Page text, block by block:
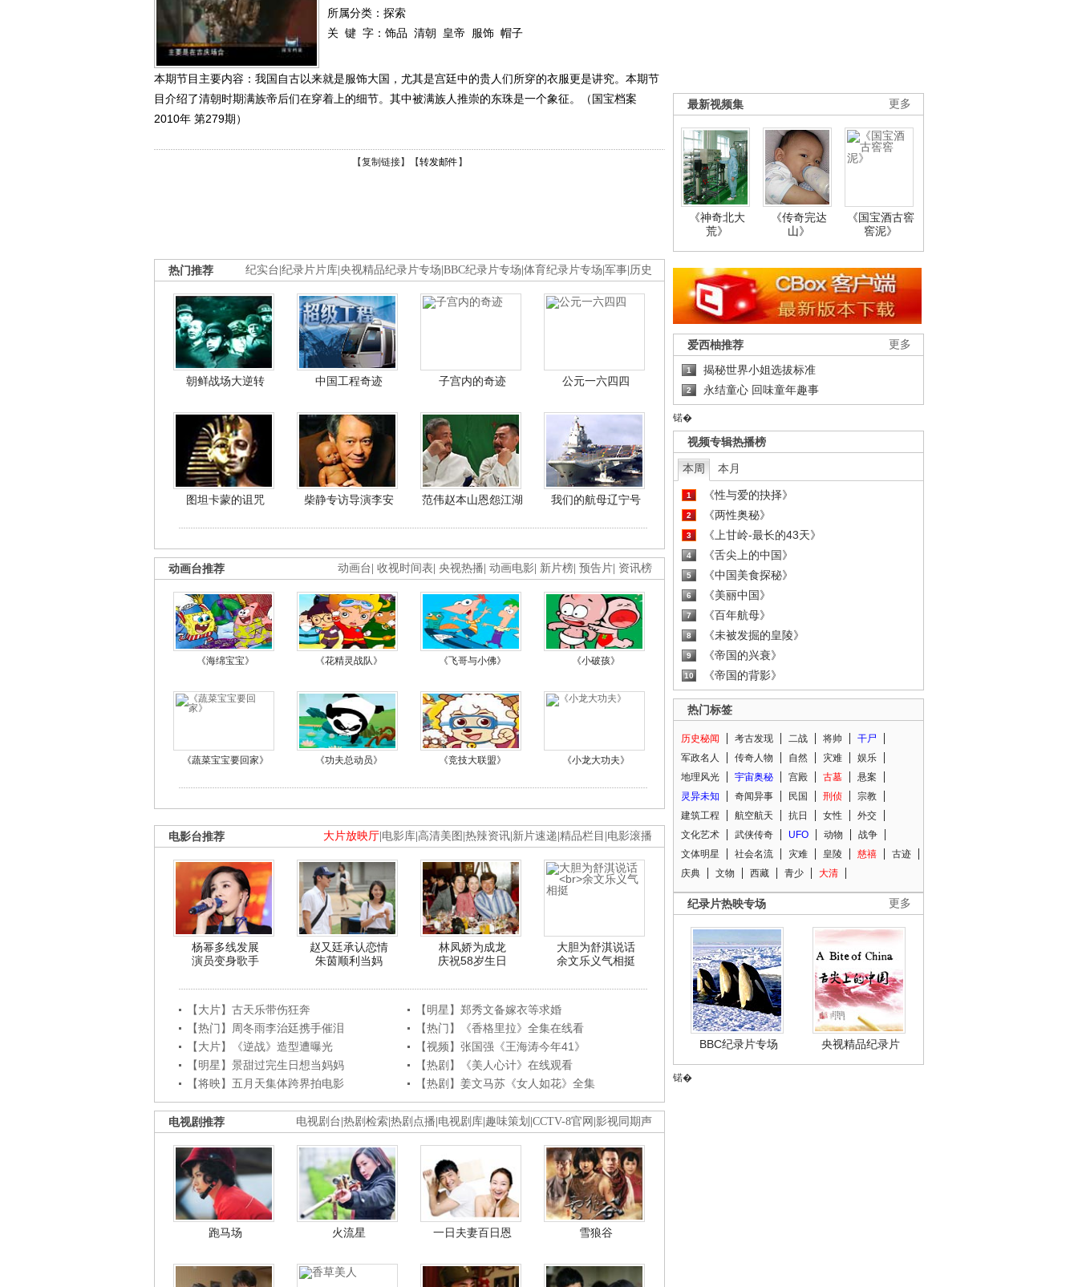
所属分类：探索
关 键 字： 饰品 清朝 皇帝 服饰 帽子
本期节目主要内容：我国自古以来就是服饰大国，尤其是宫廷中的贵人们所穿的衣服更是讲究。本期节
目介绍了清朝时期满族帝后们在穿着上的细节。其中被满族人推崇的东珠是一个象征。（国宝档案
2010年 第279期）
【复制链接】【转发邮件 】
纪实台 纪录片片库 央视精品纪录片专场 BBC纪录片专场 体育纪录片专场 军事 历史
热门推荐
朝鲜战场大逆转 中国工程奇迹 子宫内的奇迹 公元一六四四
图坦卡蒙的诅咒 柴静专访导演李安 范伟赵本山恩怨江湖 我们的航母辽宁号
动画台 收视时间表 央视热播 动画电影 新片榜 预告片 资讯榜
动画台推荐
《海绵宝宝》 《花精灵战队》 《飞哥与小佛》 《小破孩》
《蔬菜宝宝要回家》 《功夫总动员》 《竞技大联盟》 《小龙大功夫》
大片放映厅 电影库 高清美图 热辣资讯 新片速递 精品栏目 电影滚播
电影台推荐
杨幂多线发展
演员变身歌手
赵又廷承认恋情
朱茵顺利当妈
林凤娇为成龙
庆祝58岁生日
大胆为舒淇说话
余文乐义气相挺
【大片】古天乐带伤狂奔
【明星】郑秀文备嫁衣等求婚
【热门】周冬雨李治廷携手催泪
【热门】《香格里拉》全集在线看
【大片】《逆战》造型遭曝光
【视频】张国强《王海涛今年41》
【明星】景甜过完生日想当妈妈
【热剧】《美人心计》在线观看
【将映】五月天集体跨界拍电影
【热剧】姜文马苏《女人如花》全集
电视剧台 热剧检索 热剧点播 电视剧库 趣味策划 CCTV-8官网 影视同期声
电视剧推荐
跑马场 火流星 一日夫妻百日恩 雪狼谷
更多
最新视频集
《神奇北大
荒》
《传奇完达
山》
《国宝酒古窖
窖泥》
更多
爱西柚推荐
1 揭秘世界小姐选拔标准
2 永结童心 回味童年趣事
锘�
视频专辑热播榜
本周 本月
1 《性与爱的抉择》
2 《两性奥秘》
3 《上甘岭-最长的43天》
4 《舌尖上的中国》
5 《中国美食探秘》
6 《美丽中国》
7 《百年航母》
8 《未被发掘的皇陵》
9 《帝国的兴衰》
10 《帝国的背影》
热门标签
历史秘闻 考古发现 二战 将帅
干尸
军政名人
传奇人物 自然 灾难
娱乐
地理风光
宇宙奥秘 宫殿 古墓
悬案
灵异未知
奇闻异事 民国 刑侦
宗教
建筑工程
航空航天 抗日 女性
外交
文化艺术
武侠传奇 UFO 动物
战争
文体明星
社会名流 灾难 皇陵 慈禧
古迹
庆典
文物 西藏 青少 大清
更多
纪录片热映专场
BBC纪录片专场 央视精品纪录片
锘�